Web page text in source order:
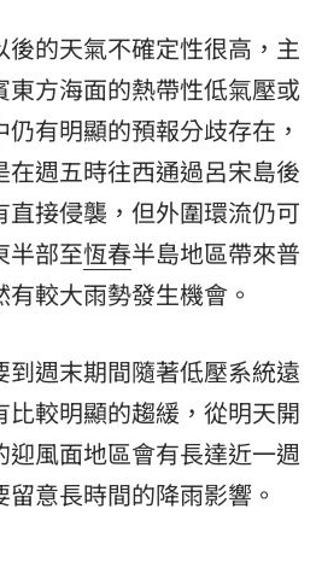
的天氣不確定性很高，主
東方海面的熱帶性低氣壓或
有明顯的預報分歧存在，
週五時往西通過呂宋島後
接侵襲，但外圍環流仍可
半部至恆春半島地區帶來普
較大雨勢發生機會。
週末期間隨著低壓系統遠
較明顯的趨緩，從明天開
風面地區會有長達近一週
意長時間的降雨影響。